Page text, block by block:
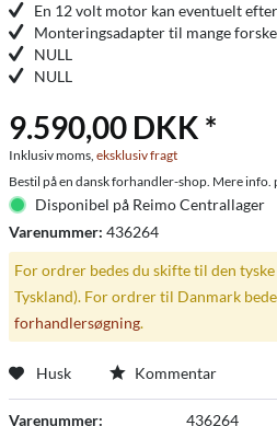
En 12 volt motor kan eventuelt
Monteringsadapter til mange
NULL
NULL
9.590,00 DKK *
Inklusiv moms, eksklusiv fragt
Bestil på en dansk forhandler-shop. Mere info.
Disponibel på Reimo Centrallager
Varenummer: 436264
For ordrer bedes du skifte til den
Tyskland). For ordrer til Danmark
forhandlersøgning.
Husk Kommentar
Varenummer: 436264